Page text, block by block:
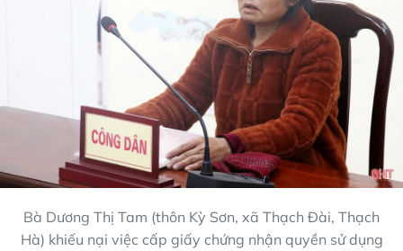
Bà Dương Thị Tam (thôn Kỳ Sơn, xã Thạch Đài, Thạch
Hà) khiếu nại việc cấp giấy chứng nhận quyền sử dụng